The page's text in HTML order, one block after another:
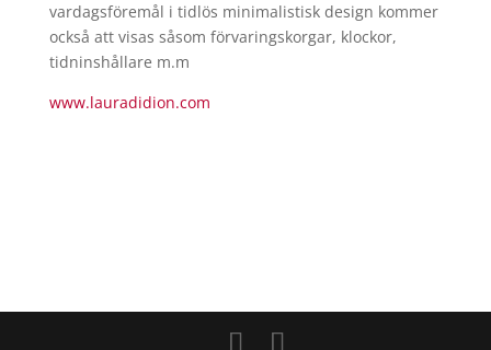
vardagsföremål i tidlös minimalistisk design kommer
också att visas såsom förvaringskorgar, klockor,
tidninshållare m.m
www.lauradidion.com